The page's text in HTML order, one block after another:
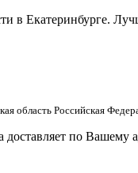
в Екатеринбурге.
область Российская
по Вашему